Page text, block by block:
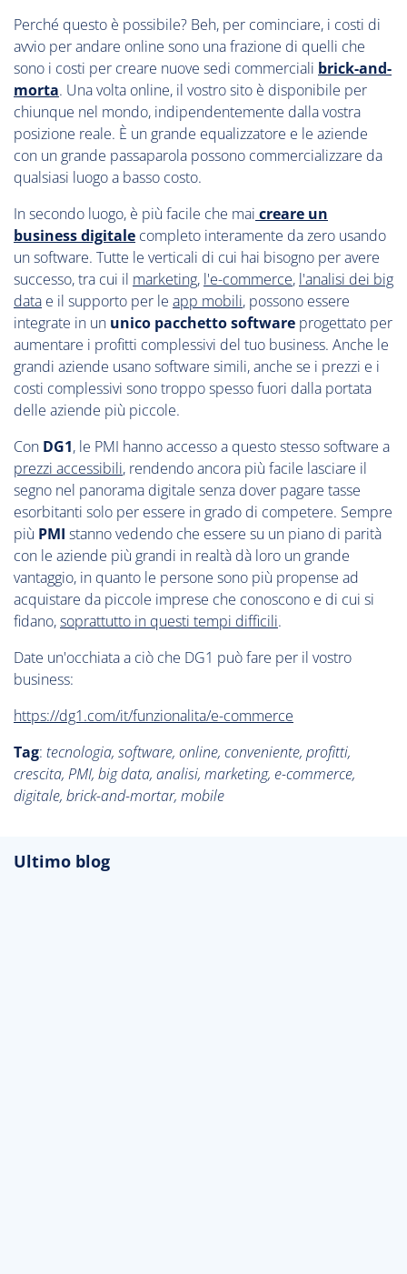
Perché questo è possibile? Beh, per cominciare, i costi di
avvio per andare online sono una frazione di quelli che
sono i costi per creare nuove sedi commerciali brick-and-
morta. Una volta online, il vostro sito è disponibile per
chiunque nel mondo, indipendentemente dalla vostra
posizione reale. È un grande equalizzatore e le aziende
con un grande passaparola possono commercializzare da
qualsiasi luogo a basso costo.
In secondo luogo, è più facile che mai creare un
business digitale completo interamente da zero usando
un software. Tutte le verticali di cui hai bisogno per avere
successo, tra cui il marketing, l'e-commerce, l'analisi dei big
data e il supporto per le app mobili, possono essere
integrate in un unico pacchetto software progettato per
aumentare i profitti complessivi del tuo business. Anche le
grandi aziende usano software simili, anche se i prezzi e i
costi complessivi sono troppo spesso fuori dalla portata
delle aziende più piccole.
Con DG1, le PMI hanno accesso a questo stesso software a
prezzi accessibili, rendendo ancora più facile lasciare il
segno nel panorama digitale senza dover pagare tasse
esorbitanti solo per essere in grado di competere. Sempre
più PMI stanno vedendo che essere su un piano di parità
con le aziende più grandi in realtà dà loro un grande
vantaggio, in quanto le persone sono più propense ad
acquistare da piccole imprese che conoscono e di cui si
fidano,soprattutto in questi tempi difficili.
Date un'occhiata a ciò che DG1 può fare per il vostro
business:
https://dg1.com/it/funzionalita/e-commerce
Tag: tecnologia, software, online, conveniente, profitti,
crescita, PMI, big data, analisi, marketing, e-commerce,
digitale, brick-and-mortar, mobile
Ultimo blog